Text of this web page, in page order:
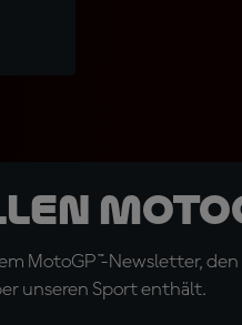
MotoGP™-Newsletter,
unseren Sport enthält.